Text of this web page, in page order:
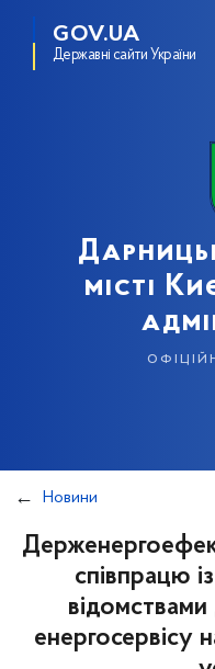
GOV.UA
Державні сайти України
місті
Новини
співпрацю
енергосервісу